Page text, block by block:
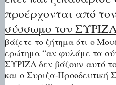
προέρχονται από
σύσσωμο τον
βάζετε το ζήτημα ότι ο
ερώτημα “αν φυλάμε τα
ΣΥΡΙΖΑ δεν βάζουν αυτό
και ο Συριζα-Προοδευτική